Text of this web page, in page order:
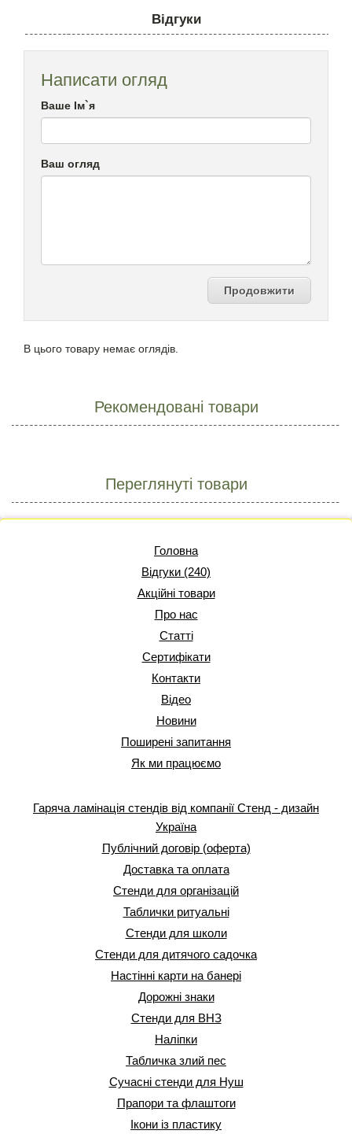
Відгуки
Написати огляд
Ваше Ім`я
Ваш огляд
Продовжити
В цього товару немає оглядів.
Рекомендовані товари
Переглянуті товари
Головна
Відгуки (240)
Акційні товари
Про нас
Статті
Сертифікати
Контакти
Відео
Новини
Поширені запитання
Як ми працюємо
Гаряча ламінація стендів від компанії Стенд - дизайн
Україна
Публічний договір (оферта)
Доставка та оплата
Стенди для організацій
Таблички ритуальні
Стенди для школи
Стенди для дитячого садочка
Настінні карти на банері
Дорожні знаки
Стенди для ВНЗ
Наліпки
Табличка злий пес
Сучасні стенди для Нуш
Прапори та флаштоги
Ікони із пластику